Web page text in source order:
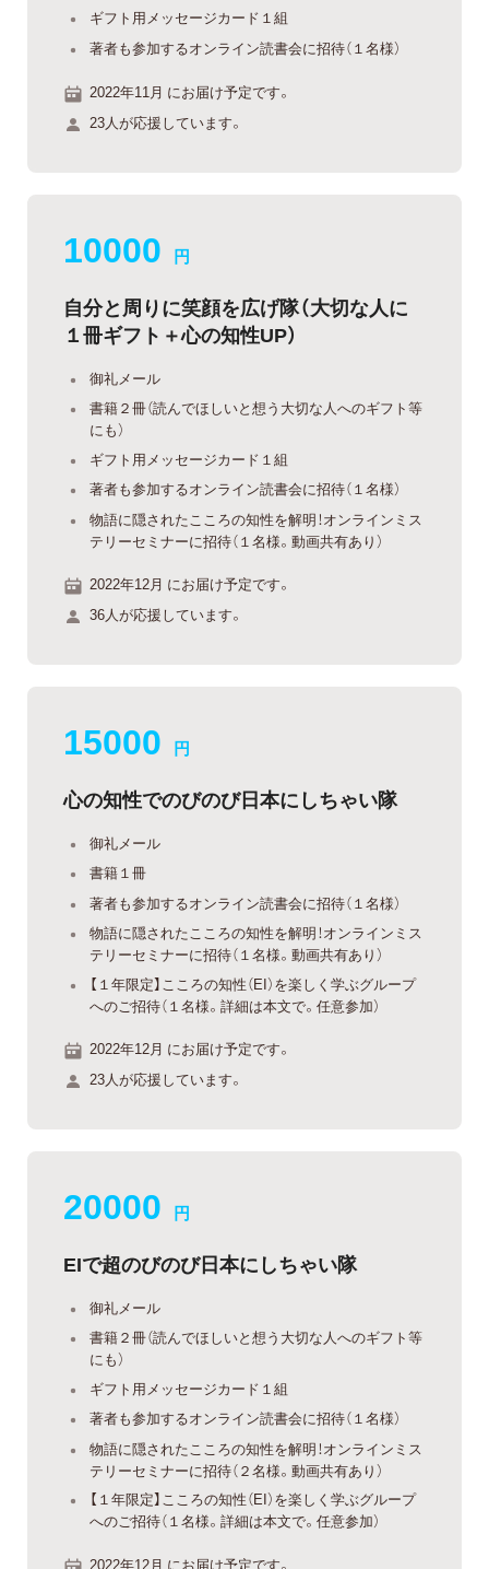
ギフト用メッセージカード１組
著者も参加するオンライン読書会に招待（１名様）
2022年11月 にお届け予定です。
23人が応援しています。
10000 円
自分と周りに笑顔を広げ隊（大切な人に
１冊ギフト＋心の知性UP）
御礼メール
書籍２冊（読んでほしいと想う大切な人へのギフト等
にも）
ギフト用メッセージカード１組
著者も参加するオンライン読書会に招待（１名様）
物語に隠されたこころの知性を解明！オンラインミス
テリーセミナーに招待（１名様。動画共有あり）
2022年12月 にお届け予定です。
36人が応援しています。
15000 円
心の知性でのびのび日本にしちゃい隊
御礼メール
書籍１冊
著者も参加するオンライン読書会に招待（１名様）
物語に隠されたこころの知性を解明！オンラインミス
テリーセミナーに招待（１名様。動画共有あり）
【１年限定】こころの知性（EI）を楽しく学ぶグループ
へのご招待（１名様。詳細は本文で。任意参加）
2022年12月 にお届け予定です。
23人が応援しています。
20000 円
EIで超のびのび日本にしちゃい隊
御礼メール
書籍２冊（読んでほしいと想う大切な人へのギフト等
にも）
ギフト用メッセージカード１組
著者も参加するオンライン読書会に招待（１名様）
物語に隠されたこころの知性を解明！オンラインミス
テリーセミナーに招待（２名様。動画共有あり）
【１年限定】こころの知性（EI）を楽しく学ぶグループ
へのご招待（１名様。詳細は本文で。任意参加）
2022年12月 にお届け予定です。